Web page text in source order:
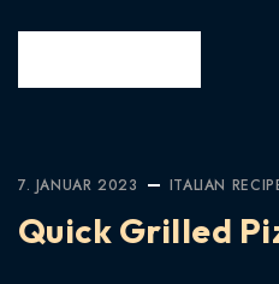
7. JANUAR 2023 ITALIAN
Quick Grilled